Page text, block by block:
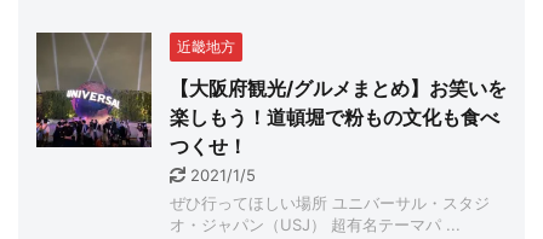
近畿地方
【大阪府観光/グルメまとめ】お笑いを
楽しもう！道頓堀で粉もの文化も食べ
つくせ！
2021/1/5
ぜひ行ってほしい場所 ユニバーサル・スタジ
オ・ジャパン（USJ） 超有名テーマパ ...